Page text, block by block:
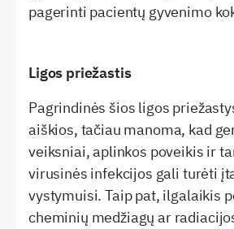
pagerinti pacientų gyvenimo
Ligos priežastis
Pagrindinės šios ligos
aiškios, tačiau manoma, kad
veiksniai, aplinkos poveikis ir
virusinės infekcijos gali turėti
vystymuisi. Taip pat, ilgalaikis
cheminių medžiagų ar